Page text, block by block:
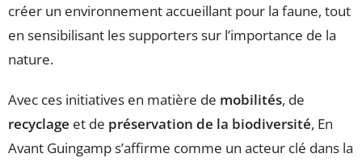
créer un environnement accueillant pour la faune, tout
en sensibilisant les supporters sur l’importance de la
nature.
Avec ces initiatives en matière de mobilités, de
recyclage et de préservation de la biodiversité, En
Avant Guingamp s’affirme comme un acteur clé dans la